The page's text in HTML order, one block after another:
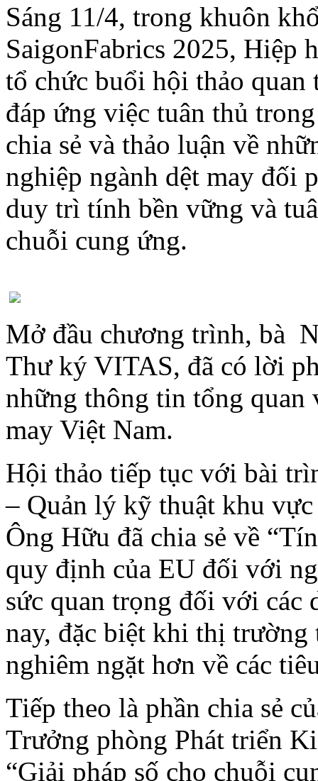
Sáng 11/4, trong khuôn
SaigonFabrics 2025,
tổ chức buổi hội thảo quan
đáp ứng việc tuân thủ
chia sẻ và thảo luận về
nghiệp ngành dệt may đối
duy trì tính bền vững và
chuỗi cung ứng.
Mở đầu chương trình, bà
Thư ký VITAS, đã có lời
những thông tin tổng quan
may Việt Nam.
Hội thảo tiếp tục với bài
– Quản lý kỹ thuật khu
Ông Hữu đã chia sẻ về
quy định của EU đối với
sức quan trọng đối với các
nay, đặc biệt khi thị trường
nghiêm ngặt hơn về các
Tiếp theo là phần chia sẻ
Trưởng phòng Phát triển
“Giải pháp số cho chuỗi